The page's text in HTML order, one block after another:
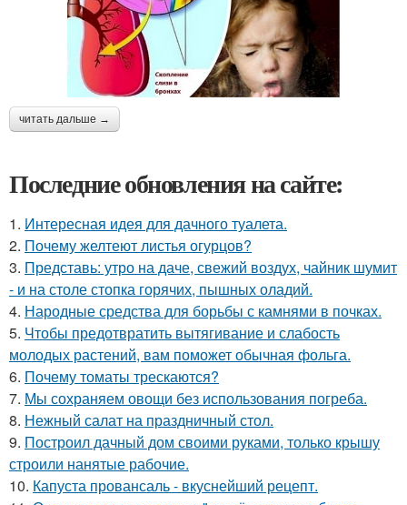
читать дальше →
Последние обновления на сайте:
1. Интересная идея для дачного туалета.
2. Почему желтеют листья огурцов?
3. Представь: утро на даче, свежий воздух, чайник шумит
- и на столе стопка горячих, пышных оладий.
4. Народные средства для борьбы с камнями в почках.
5. Чтобы предотвратить вытягивание и слабость
молодых растений, вам поможет обычная фольга.
6. Почему томаты трескаются?
7. Мы сохраняем овощи без использования погреба.
8. Нежный салат на праздничный стол.
9. Построил дачный дом своими руками, только крышу
строили нанятые рабочие.
10. Капуста провансаль - вкуснейший рецепт.